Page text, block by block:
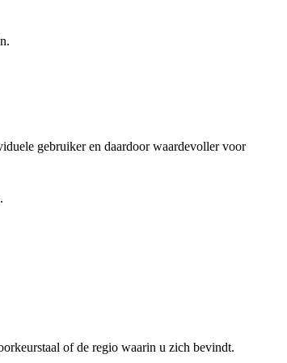
gebruiker en daardoor waardevoller voor
of de regio waarin u zich bevindt.